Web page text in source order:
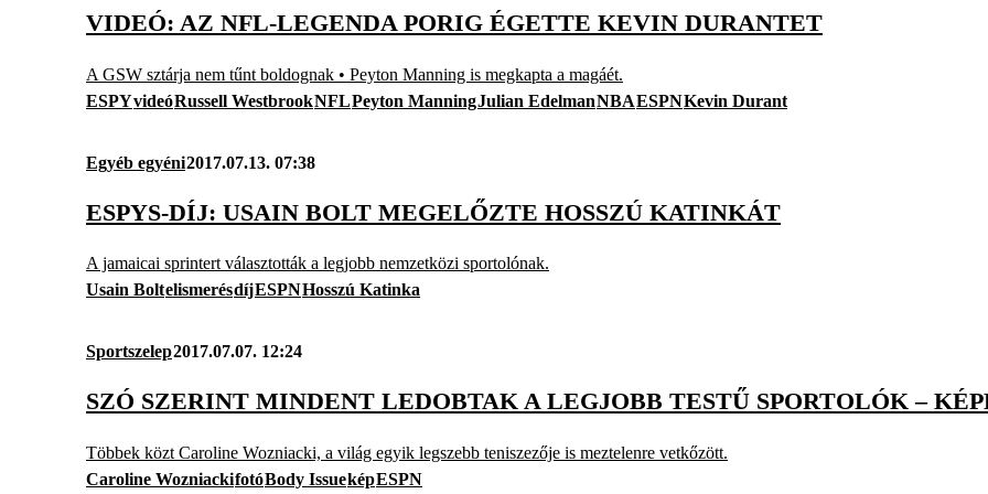
VIDEÓ: AZ NFL-LEGENDA PORIG ÉGETTE KEVIN DURANTET
A GSW sztárja nem tűnt boldognak • Peyton Manning is megkapta a magáét.
ESPYvideóRussell WestbrookNFLPeyton ManningJulian EdelmanNBAESPNKevin Durant
Egyéb egyéni2017.07.13. 07:38
ESPYS-DÍJ: USAIN BOLT MEGELŐZTE HOSSZÚ KATINKÁT
A jamaicai sprintert választották a legjobb nemzetközi sportolónak.
Usain BoltelismerésdíjESPNHosszú Katinka
Sportszelep2017.07.07. 12:24
SZÓ SZERINT MINDENT LEDOBTAK A LEGJOBB TESTŰ SPORTOLÓK –
Többek közt Caroline Wozniacki, a világ egyik legszebb teniszezője is meztelenre vetkőzött.
Caroline WozniackifotóBody IssueképESPN